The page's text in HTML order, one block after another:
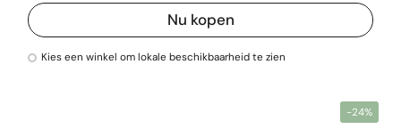
Nu kopen
Kies een winkel om lokale beschikbaarheid te zien
-24%